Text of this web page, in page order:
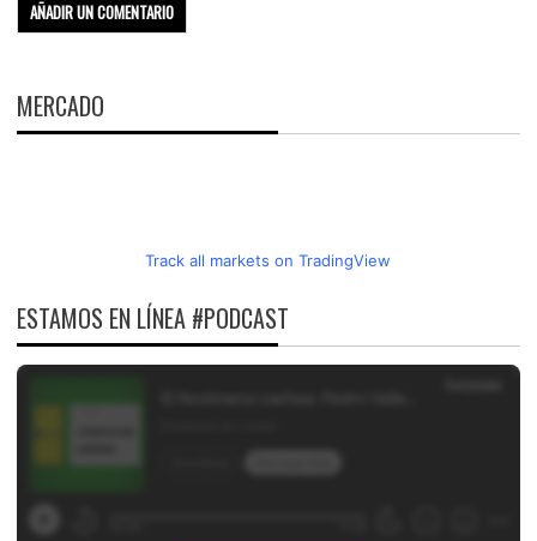
MERCADO
Track all markets on TradingView
ESTAMOS EN LÍNEA #PODCAST